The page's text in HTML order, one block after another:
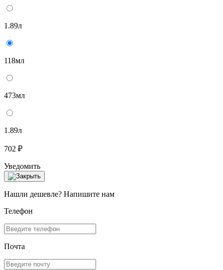
1.89л
118мл
473мл
1.89л
702 ₽
Уведомить
Нашли дешевле? Напишите нам
Телефон
Почта